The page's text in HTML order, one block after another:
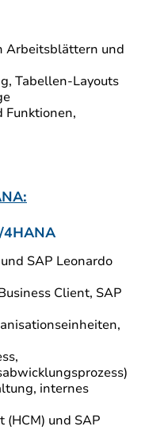
Arbeitsblättern und
Tabellen-Layouts
Funktionen,
4HANA
SAP Leonardo
Client, SAP
internes
(HCM) und SAP